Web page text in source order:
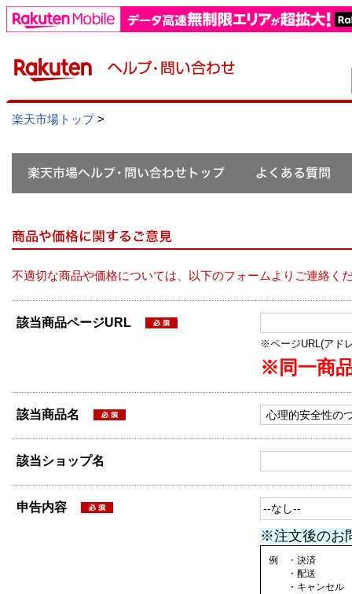
楽天市場トップ>
不適切な商品や価格については、以下のフォームよりご連絡く
該当商品ページURL
※ページURL(アド
※同一商
該当商品名
該当ショップ名
申告内容
※注文後のお
例 ・決済
・配送
・キャンセル